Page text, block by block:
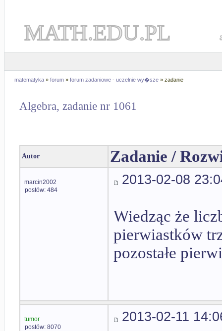
MATH.EDU.PL
matematyka » forum » forum zadaniowe - uczelnie wy�sze » zadanie
Algebra, zadanie nr 1061
Autor Zadanie /
marcin2002
postów: 484
2013-02-08
Wiedząc że
pierwiastków
pozostałe
tumor
postów: 8070
2013-02-11